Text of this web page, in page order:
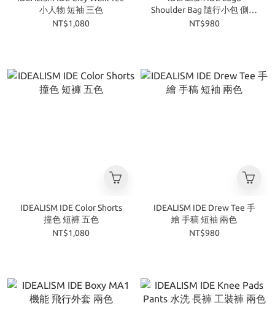
小人物 短袖 三色
NT$1,080
Shoulder Bag 隨行小包 側背
包 三色
NT$980
IDEALISM IDE Color Shorts
撞色 短褲 五色
NT$1,080
IDEALISM IDE Drew Tee 手
繪 手稿 短袖 兩色
NT$980